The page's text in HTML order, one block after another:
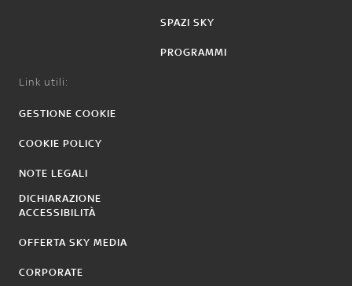
SPAZI SKY
PROGRAMMI
Link utili:
GESTIONE COOKIE
COOKIE POLICY
NOTE LEGALI
DICHIARAZIONE
ACCESSIBILITÀ
OFFERTA SKY MEDIA
CORPORATE